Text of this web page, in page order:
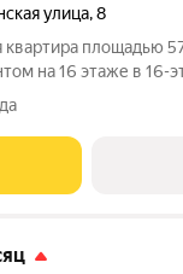
улица,8
квартира площадью
на 16 этаже в 16-
Телевизор Духовой шкаф